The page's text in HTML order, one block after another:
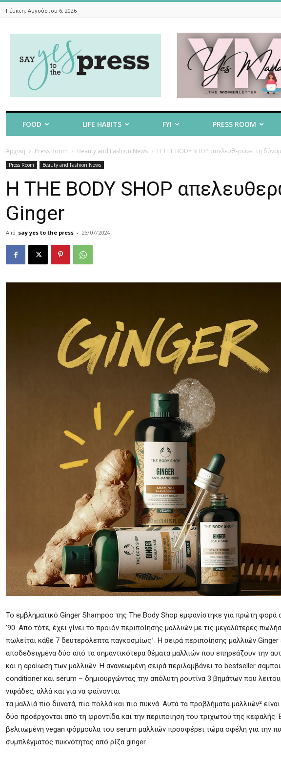
Πέμπτη, Αυγούστου 6, 2026
To
The
FOOD LIFE HABITS FYI PRESS ROOM
Αρχική Press Room Beauty and Fashion News Η THE BODY SHOP απελευθερώνει τη
Press Room Beauty and Fashion News
Η THE BODY SHOP
Ginger
Από say yes to the press - 23/07/2024
Το εμβληματικό Ginger Shampoo της The Body Shop εμφανίστηκε για πρώτη φορά
‘90. Από τότε, έχει γίνει το προϊόν περιποίησης μαλλιών με τις μεγαλύτερες
πωλείται κάθε 7 δευτερόλεπτα παγκοσμίως¹. Η σειρά περιποίησης μαλλιών Ginger
αποδεδειγμένα δύο από τα σημαντικότερα θέματα μαλλιών που επηρεάζουν την
και η αραίωση των μαλλιών. Η ανανεωμένη σειρά περιλαμβάνει το bestseller
conditioner και serum – δημιουργώντας την απόλυτη ρουτίνα 3 βημάτων που
νιφάδες, αλλά και για να φαίνονται
τα μαλλιά πιο δυνατά, πιο πολλά και πιο πυκνά. Αυτά τα προβλήματα μαλλιών²
δύο προέρχονται από τη φροντίδα και την περιποίηση του τριχωτού της κεφαλής.
βελτιωμένη vegan φόρμουλα του serum μαλλιών προσφέρει τώρα οφέλη για την
συμπλέγματος πυκνότητας από ρίζα ginger.